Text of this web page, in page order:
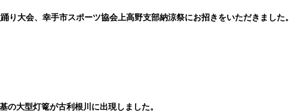
り大会、幸手市スポーツ協会上高野支部納涼祭にお招きをいただきました。
の大型灯篭が古利根川に出現しました。